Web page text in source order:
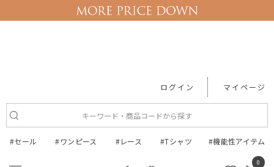
0
ログイン マイページ
#セール #ワンピース #レース #Tシャツ #機能性アイテム